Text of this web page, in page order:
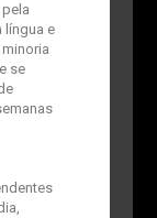
língua e
se